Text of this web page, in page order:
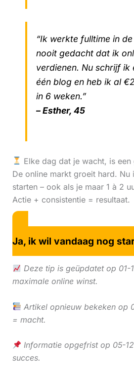
“Ik werkte fulltime in
nooit gedacht dat ik
verdienen. Nu schrijf ik
één blog en heb ik al
in 6 weken.”
– Esther, 45
Elke dag dat je wacht, is een
De online markt groeit hard. Nu
starten – ook als je maar 1 à 2
Actie + consistentie = resultaat.
Ja, ik wil vandaag nog
Deze tip is geüpdatet op 01-
maximale online winst.
Artikel opnieuw bekeken op
= macht.
Informatie opgefrist op 05-
succes.